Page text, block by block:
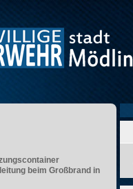
beim Großbrand in